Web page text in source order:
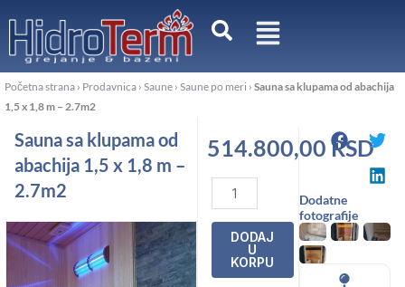
sadržaj
Početna strana › Prodavnica › Saune › Saune po meri › Sauna sa klupama od abachija
1,5 x 1,8 m – 2.7m2
Sauna sa klupama od
abachija 1,5 x 1,8 m –
2.7m2
514.800,00RSD
Sauna
sa
klupama
abachija
DODAJ
U
KORPU
Dodatne
fotografije